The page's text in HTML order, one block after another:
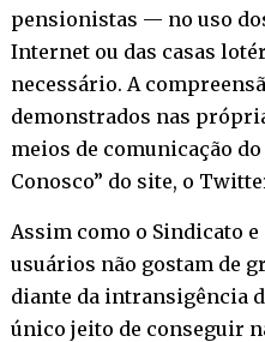
pensionistas — no uso
Internet ou das casas
necessário. A
demonstrados nas
meios de comunicação
Conosco” do site, o
Assim como o Sindicato
usuários não gostam de
diante da intransigência
único jeito de conseguir